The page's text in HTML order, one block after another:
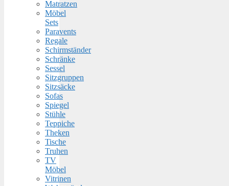
Matratzen
Möbel
Sets
Paravents
Regale
Schirmständer
Schränke
Sessel
Sitzgruppen
Sitzsäcke
Sofas
Spiegel
Stühle
Teppiche
Theken
Tische
Truhen
TV
Möbel
Vitrinen